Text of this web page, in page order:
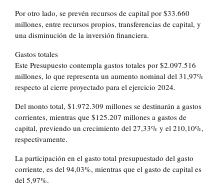
Por otro lado, se prevén recursos de capital por $33.660
millones, entre recursos propios, transferencias de capital, y
una disminución de la inversión financiera.
Gastos totales
Este Presupuesto contempla gastos totales por $2.097.516
millones, lo que representa un aumento nominal del 31,97%
respecto al cierre proyectado para el ejercicio 2024.
Del monto total, $1.972.309 millones se destinarán a gastos
corrientes, mientras que $125.207 millones a gastos de
capital, previendo un crecimiento del 27,33% y el 210,10%,
respectivamente.
La participación en el gasto total presupuestado del gasto
corriente, es del 94,03%, mientras que el gasto de capital es
del 5,97%.